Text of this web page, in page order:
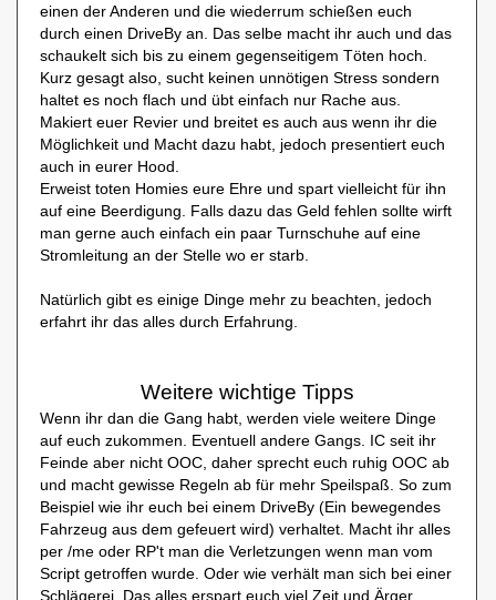
einen der Anderen und die wiederrum schießen euch
durch einen DriveBy an. Das selbe macht ihr auch und das
schaukelt sich bis zu einem gegenseitigem Töten hoch.
Kurz gesagt also, sucht keinen unnötigen Stress sondern
haltet es noch flach und übt einfach nur Rache aus.
Makiert euer Revier und breitet es auch aus wenn ihr die
Möglichkeit und Macht dazu habt, jedoch presentiert euch
auch in eurer Hood.
Erweist toten Homies eure Ehre und spart vielleicht für ihn
auf eine Beerdigung. Falls dazu das Geld fehlen sollte wirft
man gerne auch einfach ein paar Turnschuhe auf eine
Stromleitung an der Stelle wo er starb.
Natürlich gibt es einige Dinge mehr zu beachten, jedoch
erfahrt ihr das alles durch Erfahrung.
Weitere wichtige Tipps
Wenn ihr dan die Gang habt, werden viele weitere Dinge
auf euch zukommen. Eventuell andere Gangs. IC seit ihr
Feinde aber nicht OOC, daher sprecht euch ruhig OOC ab
und macht gewisse Regeln ab für mehr Speilspaß. So zum
Beispiel wie ihr euch bei einem DriveBy (Ein bewegendes
Fahrzeug aus dem gefeuert wird) verhaltet. Macht ihr alles
per /me oder RP't man die Verletzungen wenn man vom
Script getroffen wurde. Oder wie verhält man sich bei einer
Schlägerei. Das alles erspart euch viel Zeit und Ärger.